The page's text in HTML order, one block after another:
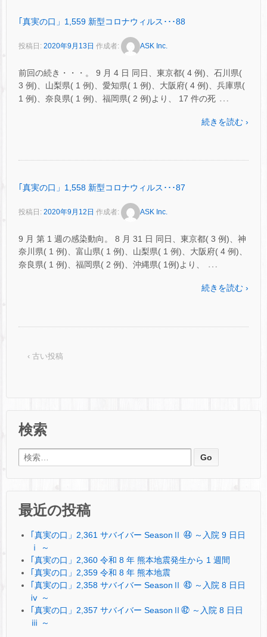
｢真実の口」1,559 新型コロナウィルス･･･88
投稿日: 2020年9月13日 作成者: ASK Inc.
前回の続き・・・。 9 月 4 日 同日、東京都( 4 例)、石川県(
3 例)、山梨県( 1 例)、愛知県( 1 例)、大阪府( 4 例)、兵庫県(
1 例)、奈良県( 1 例)、福岡県( 2 例)より、 17 件の死 …
続きを読む ›
｢真実の口」1,558 新型コロナウィルス･･･87
投稿日: 2020年9月12日 作成者: ASK Inc.
9 月 第 1 週の感染動向。 8 月 31 日 同日、東京都( 3 例)、神
奈川県( 1 例)、富山県( 1 例)、山梨県( 1 例)、大阪府( 4 例)、
奈良県( 1 例)、福岡県( 2 例)、沖縄県( 1例)より、
…
続きを読む ›
‹ 古い投稿
検索
検索:
最近の投稿
｢真実の口」2,361 サバイバー SeasonⅡ ㊹ ～入院 9 日日
ⅰ ～
｢真実の口」2,360 令和 8 年 熊本地震発生から 1 週間
｢真実の口」2,359 令和 8 年 熊本地震
｢真実の口」2,358 サバイバー SeasonⅡ ㊸ ～入院 8 日日
ⅳ ～
｢真実の口」2,357 サバイバー SeasonⅡ㊷ ～入院 8 日日
ⅲ ～